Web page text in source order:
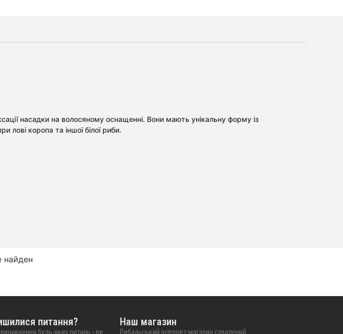
насадки на волосяному оснащенні. Вони мають унікальну форму із
лові коропа та іншої білої риби.
найден
питання?
виникнення будь-яких питань - ви
Наш магазин
Рибальський інтернет-магазин схвалений